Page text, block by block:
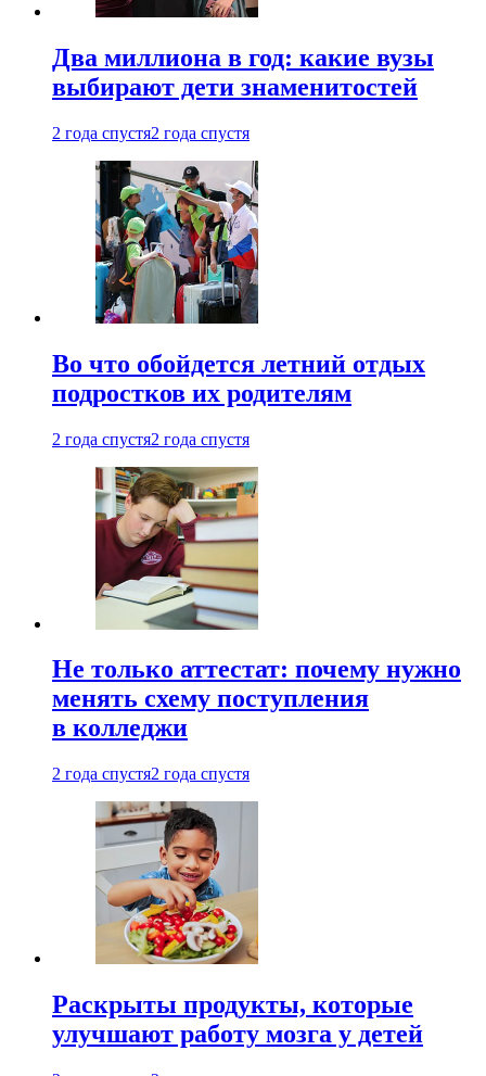
Два миллиона в год: какие вузы
выбирают дети знаменитостей
2 года спустя2 года спустя
Во что обойдется летний отдых
подростков их родителям
2 года спустя2 года спустя
Не только аттестат: почему нужно
менять схему поступления
в колледжи
2 года спустя2 года спустя
Раскрыты продукты, которые
улучшают работу мозга у детей